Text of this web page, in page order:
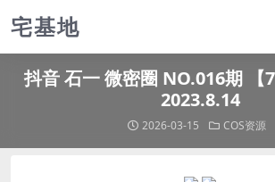
宅基地
抖音 石一 微密圈 NO.016期 【
2023.8.14
2026-03-15 COS资源